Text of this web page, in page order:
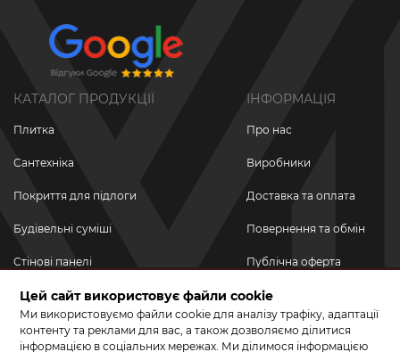
КАТАЛОГ ПРОДУКЦІЇ
Плитка
Сантехніка
Покриття для підлоги
Будівельні суміші
Стінові панелі
Новинки
Акційні товари
ІНФОРМАЦІЯ
Про нас
Виробники
Доставка та оплата
Повернення та обмін
Публічна оферта
Політика
конфіденційності
Цей сайт використовує файли cookie
Ми використовуємо файли cookie для аналізу трафіку, адаптації
контенту та реклами для вас, а також дозволяємо ділитися
інформацією в соціальних мережах. Ми ділимося інформацією